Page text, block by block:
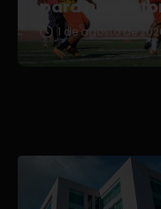
para nuevo
1 de agosto de